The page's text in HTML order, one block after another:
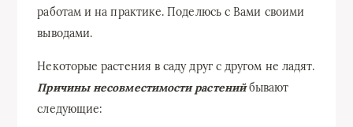
работам и на практике. Поделюсь с Вами своими
выводами.
Некоторые растения в саду друг с другом не ладят.
Причины несовместимости растенийбывают
следующие: